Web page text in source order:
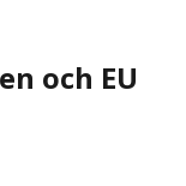
och EU